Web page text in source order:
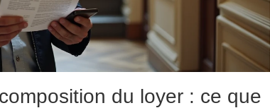
du loyer : ce que